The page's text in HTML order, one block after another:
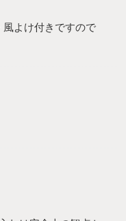
よけ付きですので